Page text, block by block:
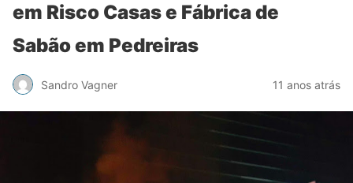
em Risco Casas e Fábrica de
Sabão em Pedreiras
Sandro Vagner 11 anos atrás